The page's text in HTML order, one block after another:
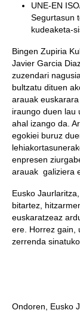
UNE-EN
Segurtasun
kudeaketa-
Bingen Zupiria
Javier Garcia
zuzendari
bultzatu dituen
arauak
iraungo duen lau
ahal izango da.
egokiei buruz
enpresen
arauak galiziera
Eusko
bitartez,
euskaratzeaz
ere. Horrez gain,
zerrenda
Ondoren, Eusko